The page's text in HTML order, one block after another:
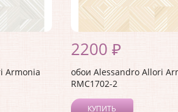
Armonia
2200 ₽
обои Alessandro Allori
RMC1702-2
КУПИТЬ